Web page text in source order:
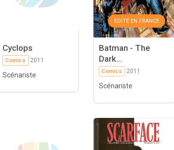
Cyclops
Comics 2011
Scénariste
EDITÉ EN FRANCE
Batman - The
Dark...
Comics 2011
Scénariste